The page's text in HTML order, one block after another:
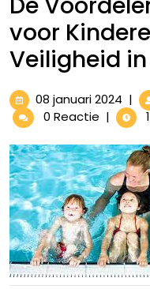
voor
Veiligheid
08 januari 2024 08
2024
|
0 Reactie |